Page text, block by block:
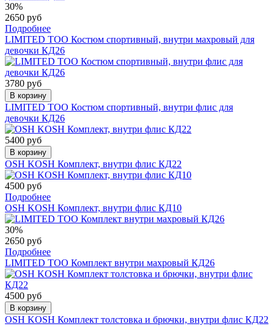
30%
2650 руб
Подробнее
LIMITED TOO Костюм спортивный, внутри махровый для
девочки КД26
3780 руб
В корзину
LIMITED TOO Костюм спортивный, внутри флис для
девочки КД26
5400 руб
В корзину
OSH KOSH Комплект, внутри флис КД22
4500 руб
Подробнее
OSH KOSH Комплект, внутри флис КД10
30%
2650 руб
Подробнее
LIMITED TOO Комплект внутри махровый КД26
4500 руб
В корзину
OSH KOSH Комплект толстовка и брючки, внутри флис КД22